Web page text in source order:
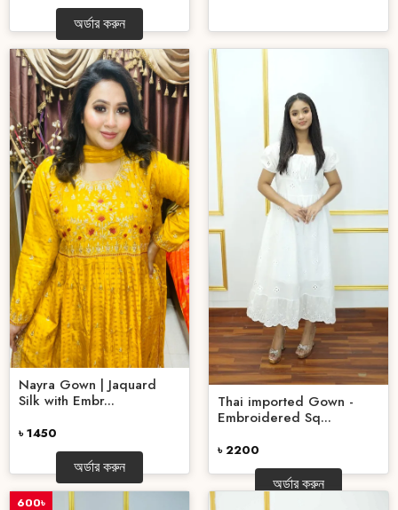
অর্ডার করুন
Nayra Gown | Jaquard
Silk with Embr...
৳ 1450
অর্ডার করুন
Thai imported Gown -
Embroidered Sq...
৳ 2200
অর্ডার করুন
600৳